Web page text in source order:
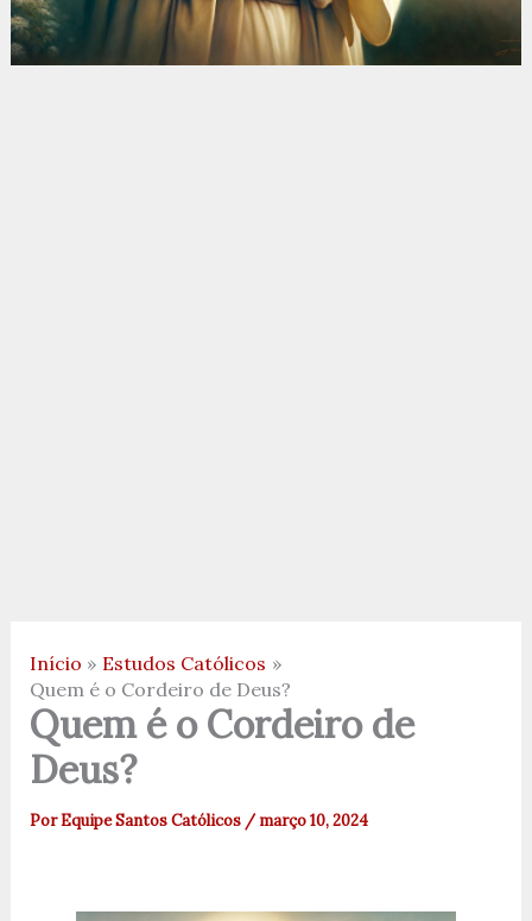
Início
Estudos Católicos
Quem é o Cordeiro de Deus?
Quem é o Cordeiro de
Deus?
PorEquipe Santos Católicos / março 10, 2024